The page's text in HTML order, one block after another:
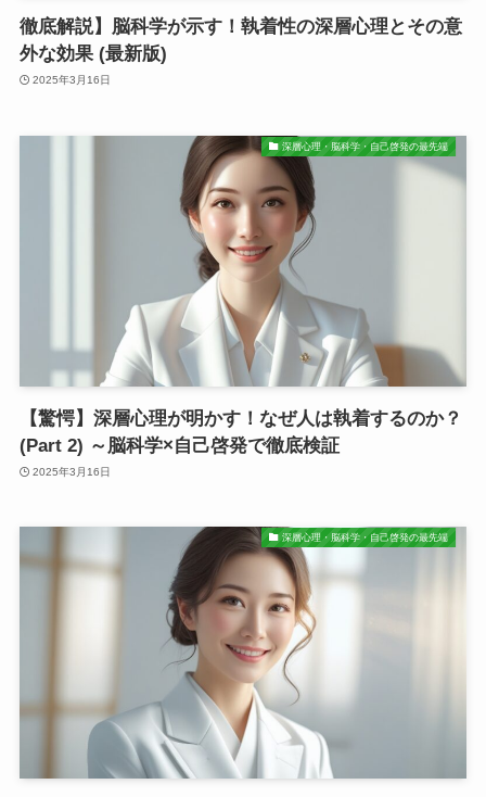
徹底解説】脳科学が示す！執着性の深層心理とその意
外な効果 (最新版)
2025年3月16日
深層心理・脳科学・自己啓発の最先端
【驚愕】深層心理が明かす！なぜ人は執着するのか？
(Part 2) ～脳科学×自己啓発で徹底検証
2025年3月16日
深層心理・脳科学・自己啓発の最先端